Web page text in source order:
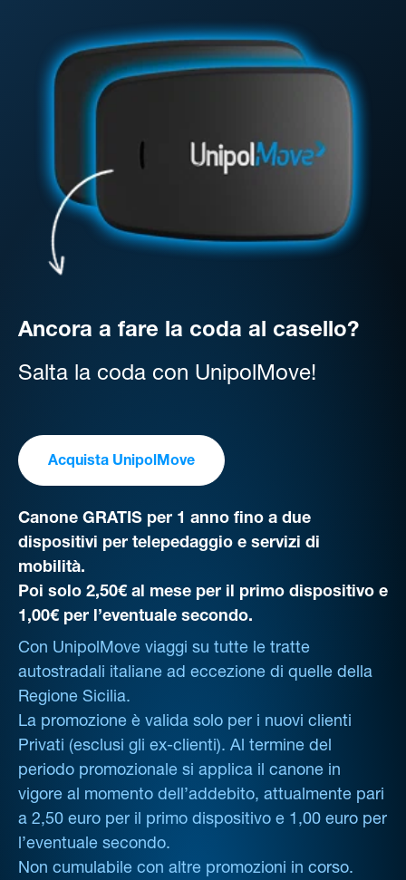
Ancora a fare la coda al casello?
Salta la coda con UnipolMove!
Acquista UnipolMove
Canone GRATIS per 1 anno fino a due
dispositivi per telepedaggio e servizi di
mobilità.
Poi solo 2,50€ al mese per il primo dispositivo e
1,00€ per l’eventuale secondo.
Con UnipolMove viaggi su tutte le tratte
autostradali italiane ad eccezione di quelle della
Regione Sicilia.
La promozione è valida solo per i nuovi clienti
Privati (esclusi gli ex-clienti). Al termine del
periodo promozionale si applica il canone in
vigore al momento dell’addebito, attualmente pari
a 2,50 euro per il primo dispositivo e 1,00 euro per
l’eventuale secondo.
Non cumulabile con altre promozioni in corso.